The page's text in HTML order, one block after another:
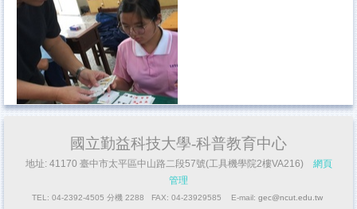
國立勤益科技大學-科普教育中心
地址: 41170 臺中市太平區中山路二段57號(工具機學院2樓VA216) 網頁
管理
TEL: 04-2392-4505 分機 2288 FAX: 04-23929585 E-mail: gec@ncut.edu.tw